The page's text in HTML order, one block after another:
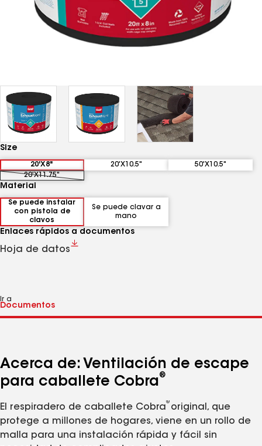
Size
20'X8" 20'X10.5"
50'X10.5"
20'X11.75"
Material
Se puede instalar
con pistola de
clavos
Se puede clavar a
mano
Enlaces rápidos a documentos
Hoja de datos
Ir a
Acerca de: Ventilación de escape
para caballete Cobra®
El respiradero de caballete Cobra
®
original, que
protege a millones de hogares, viene en un rollo de
malla para una instalación rápida y fácil sin